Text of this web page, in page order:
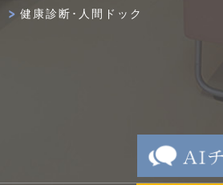
健康診断･人間ドック